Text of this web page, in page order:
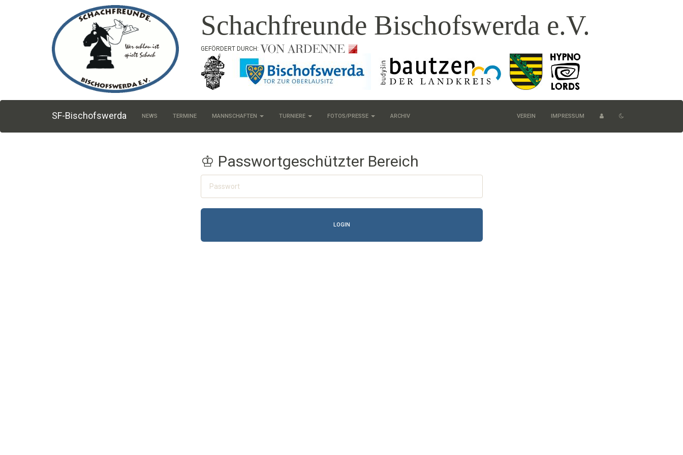
Schachfreunde Bischofswerda e.V.
GEFÖRDERT DURCH:
SF-Bischofswerda NEWS TERMINE MANNSCHAFTEN TURNIERE FOTOS/PRESSE ARCHIV VEREIN IMPRESSUM
♔ Passwortgeschützter Bereich
LOGIN